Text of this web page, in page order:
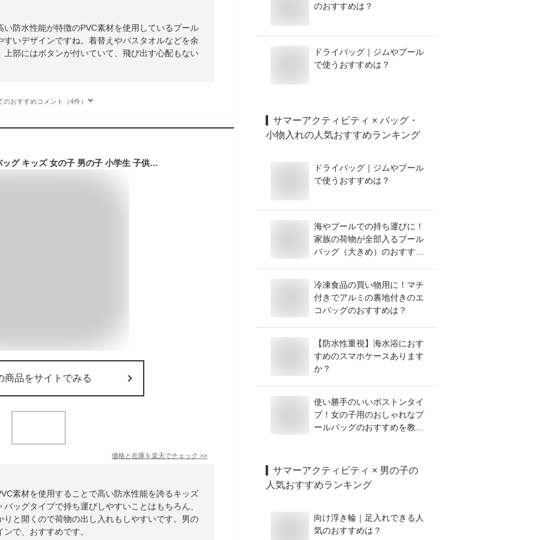
防水性能が特徴のPVC素材を使用しているプール
いデザインですね。着替えやバスタオルなどを余
部にはボタンが付いていて、飛び出す心配もない
のおすすめコメント（4件）
【特典あり】プールバッグ キッズ 女の子 男の子 小学生 子供 ocean&ground オーシャンアンドグラウンド 防水 ビニール バッグ ビーチバッグ トート 水泳 スイム スイミングバッグ ビニールバッグ クリアバッグ 透明 おしゃれ かわいい 無地 中学生 小学校 海 海水浴 水泳
商品をサイトでみる
価格と在庫を楽天でチェック >>
素材を使用することで高い防水性能を誇るキッズ
ッグタイプで持ち運びしやすいことはもちろん、
と開くので荷物の出し入れもしやすいです。男の
で、おすすめです。
のおすすめは？
ドライバッグ｜ジムやプール
で使うおすすめは？
サマーアクティビティ × バッグ・
小物入れの人気おすすめランキング
ドライバッグ｜ジムやプール
で使うおすすめは？
海やプールでの持ち運びに！
家族の荷物が全部入るプール
バッグ（大きめ）のおすすめ
冷凍食品の買い物用に！マチ
付きでアルミの裏地付きのエ
コバッグのおすすめは？
【防水性重視】海水浴におす
すめのスマホケースあります
か？
使い勝手のいいボストンタイ
プ！女の子用のおしゃれなプ
ールバッグのおすすめを教え
サマーアクティビティ × 男の子の
人気おすすめランキング
向け浮き輪｜足入れできる人
気のおすすめは？